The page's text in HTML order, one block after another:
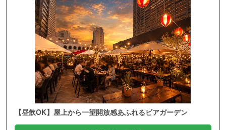
【昼飲OK】屋上から一望開放感あふれるビアガーデン